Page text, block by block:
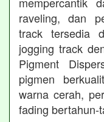
raveling, dan
track tersedia
jogging track
Pigment
pigmen
warna cerah,
fading bertahun-